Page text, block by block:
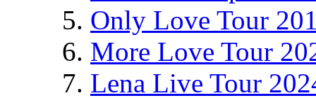
Only Love Tour
More Love Tour
Lena Live Tour